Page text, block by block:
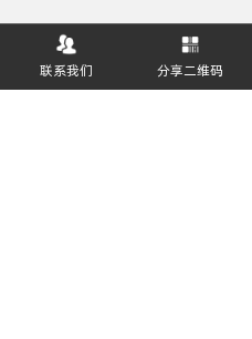
联系我们 分享二维码